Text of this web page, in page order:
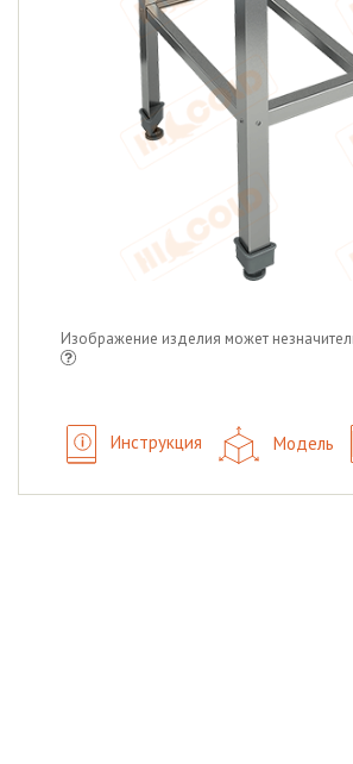
Изображение изделия может
Инструкция Модель